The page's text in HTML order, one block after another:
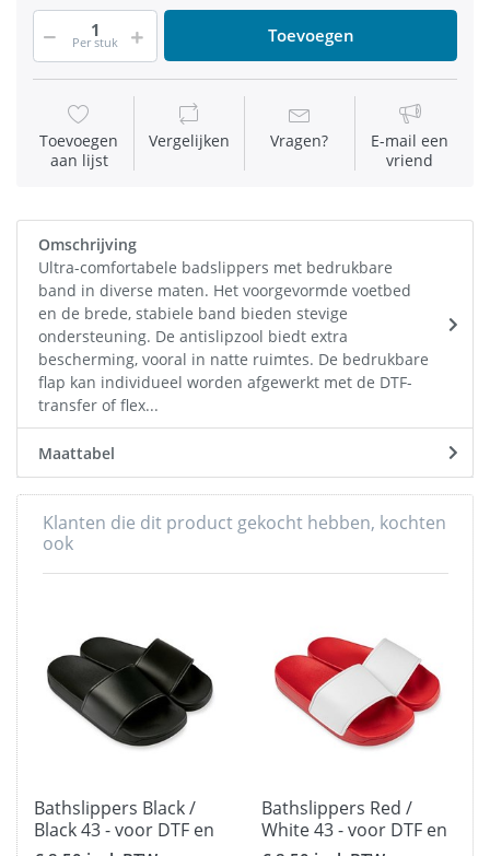
Per stuk Toevoegen
Toevoegen
aan lijst
Vergelijken Vragen?
E-mail een
vriend
Omschrijving
Ultra-comfortabele badslippers met bedrukbare
band in diverse maten. Het voorgevormde voetbed
en de brede, stabiele band bieden stevige
ondersteuning. De antislipzool biedt extra
bescherming, vooral in natte ruimtes. De bedrukbare
flap kan individueel worden afgewerkt met de DTF-
transfer of flex...
Maattabel
Klanten die dit product gekocht hebben, kochten
ook
Bathslippers Black /
Black 43 - voor DTF en
Bathslippers Red /
White 43 - voor DTF en